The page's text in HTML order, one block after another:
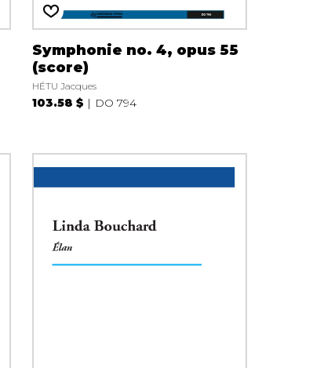
Symphonie no. 4, opus 55
(score)
HÉTU Jacques
103.58 $ DO 794